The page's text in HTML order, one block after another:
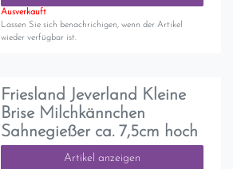
Ausverkauft
Lassen Sie sich benachrichigen, wenn der Artikel
wieder verfügbar ist.
Friesland Jeverland Kleine
Brise Milchkännchen
Sahnegießer ca. 7,5cm hoch
Artikel anzeigen